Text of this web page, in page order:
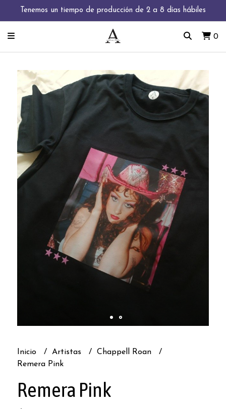
Tenemos un tiempo de producción de 2 a 8 días hábiles
0
Inicio Artistas
Chappell Roan
Remera Pink
Remera Pink